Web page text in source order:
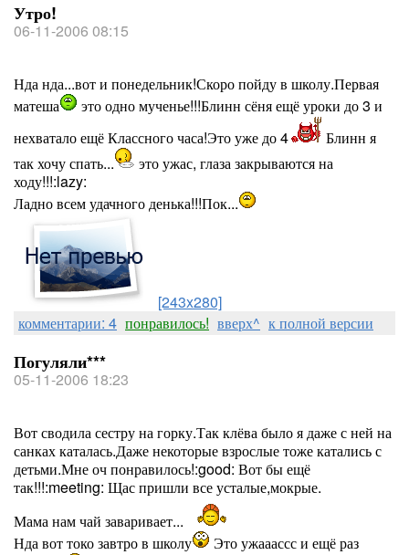
Утро!
06-11-2006 08:15
Нда нда...вот и понедельник!Скоро пойду в школу.Первая
матеша
это одно мученье!!!Блинн сёня ещё уроки до 3 и
нехватало ещё Классного часа!Это уже до 4
Блинн я
так хочу спать...
это ужас, глаза закрываются на
ходу!!!:lazy:
Ладно всем удачного денька!!!Пок...
[243x280]
комментарии: 4 понравилось! вверх^ к полной версии
Погуляли***
05-11-2006 18:23
Вот сводила сестру на горку.Так клёва было я даже с ней на
санках каталась.Даже некоторые взрослые тоже катались с
детьми.Мне оч понравилось!:good: Вот бы ещё
так!!!:meeting: Щас пришли все усталые,мокрые.
Мама нам чай заваривает...
Нда вот токо завтро в школу
Это ужааассс и ещё раз